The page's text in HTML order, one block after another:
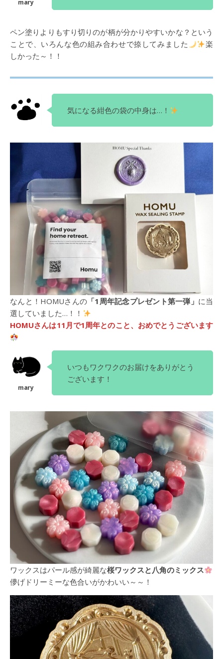
ペン塗りよりもすり切りのが柄が分かりやすいかな？という
ことで、いろんな色の組み合わせで捺してみました
楽
しかった～！！
気になる紺色の袋の中身は…！
なんと！HOMUさんの 「1周年記念プレゼント第一弾」 に当
選していました…！！
HOMUさんは11月で1周年とのこと、おめでとうございます
いつもワクワクのお届けをありがとう
ございます！
ワックスはパール感が綺麗な桜ワックスと八角のミックス
儚げドリーミーな色合いがかわいい～～！